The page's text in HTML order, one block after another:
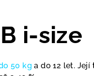
i-size
50 kg a do 12 let. Její